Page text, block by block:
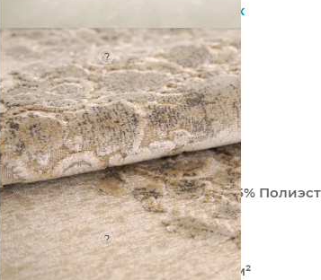
Прямоугольник
Бежевый
?
Натуральный
Вискоза
Европейский
Классический
Бельгия
95% Вискоза + 5%
Машинный
?
Низкий
820 000 точек/м²